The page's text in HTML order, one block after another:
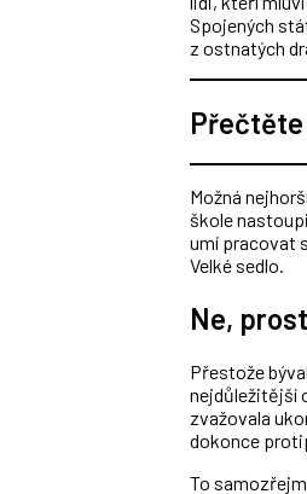
Spojených
z ostnatých
Přečtěte
Možná
škole
umí pracovat
Velké sedlo.
Ne,
Přestože
nejdůležitější
zvažovala
dokonce
To